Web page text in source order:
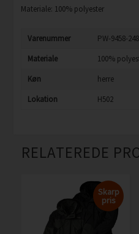
Materiale: 100% polyester
Varenummer
PW-9458-248
Materiale
100%
Køn
herre
Lokation
H502
RELATEREDE
Skarp
pris